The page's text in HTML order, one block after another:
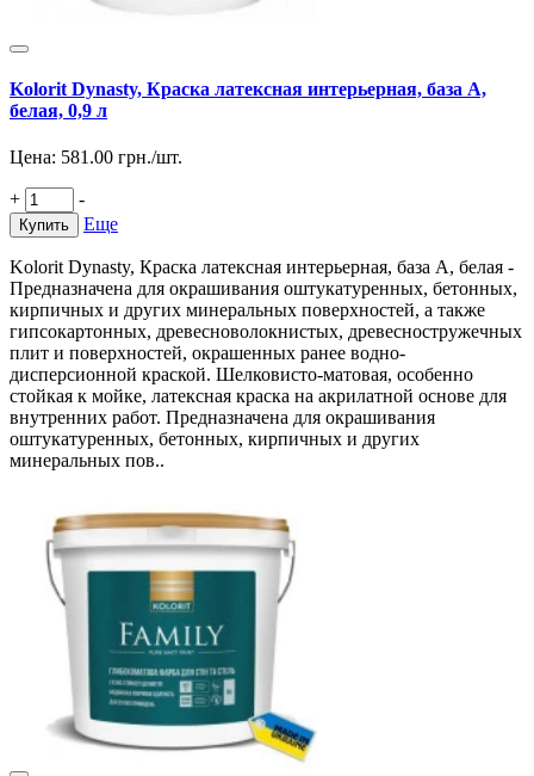
Kolorit Dynasty, Краска латексная интерьерная, база А,
белая, 0,9 л
Цена: 581.00 грн./шт.
+ -
Купить Еще
Kolorit Dynasty, Краска латексная интерьерная, база А, белая -
Предназначена для окрашивания оштукатуренных, бетонных,
кирпичных и других минеральных поверхностей, а также
гипсокартонных, древесноволокнистых, древесностружечных
плит и поверхностей, окрашенных ранее водно-
дисперсионной краской. Шелковисто-матовая, особенно
стойкая к мойке, латексная краска на акрилатной основе для
внутренних работ. Предназначена для окрашивания
оштукатуренных, бетонных, кирпичных и других
минеральных пов..